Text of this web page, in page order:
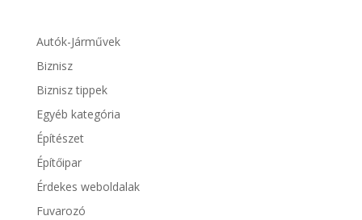
Autók-Járművek
Biznisz
Biznisz tippek
Egyéb kategória
Építészet
Építőipar
Érdekes weboldalak
Fuvarozó